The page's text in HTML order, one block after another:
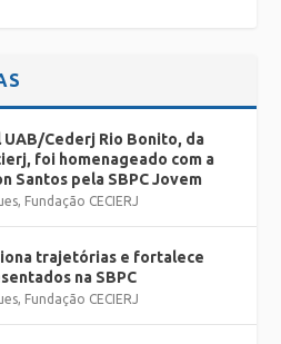
UAB/Cederj Rio Bonito, da
foi homenageado com a
Santos pela SBPC Jovem
, Fundação CECIERJ
trajetórias e fortalece
na SBPC
, Fundação CECIERJ